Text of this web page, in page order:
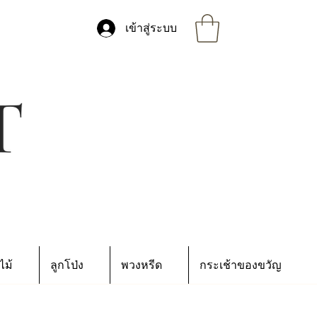
เข้าสู่ระบบ
ม้ ลูกโป่ง พวงหรีด กระเช้าของขวัญ